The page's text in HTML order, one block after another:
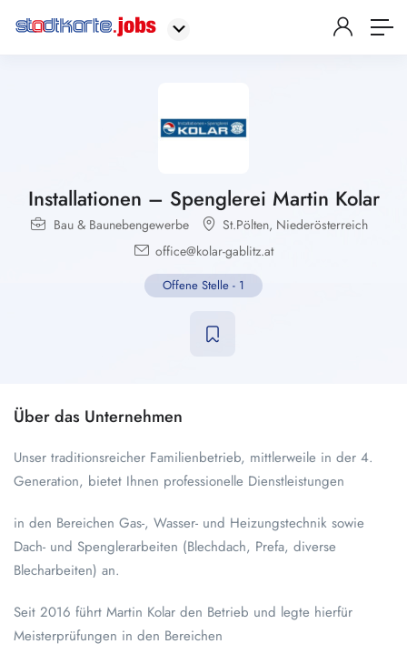
Installationen – Spenglerei Martin Kolar
Bau & Baunebengewerbe St.Pölten, Niederösterreich
office@kolar-gablitz.at
Offene Stelle - 1
Über das Unternehmen
Unser traditionsreicher Familienbetrieb, mittlerweile in der 4.
Generation, bietet Ihnen professionelle Dienstleistungen
in den Bereichen Gas-, Wasser- und Heizungstechnik sowie
Dach- und Spenglerarbeiten (Blechdach, Prefa, diverse
Blecharbeiten) an.
Seit 2016 führt Martin Kolar den Betrieb und legte hierfür
Meisterprüfungen in den Bereichen